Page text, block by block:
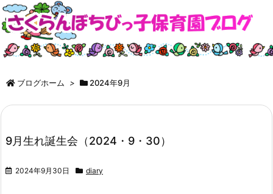
ブログホーム > 2024年9月
9月生れ誕生会（2024・9・30）
2024年9月30日 diary